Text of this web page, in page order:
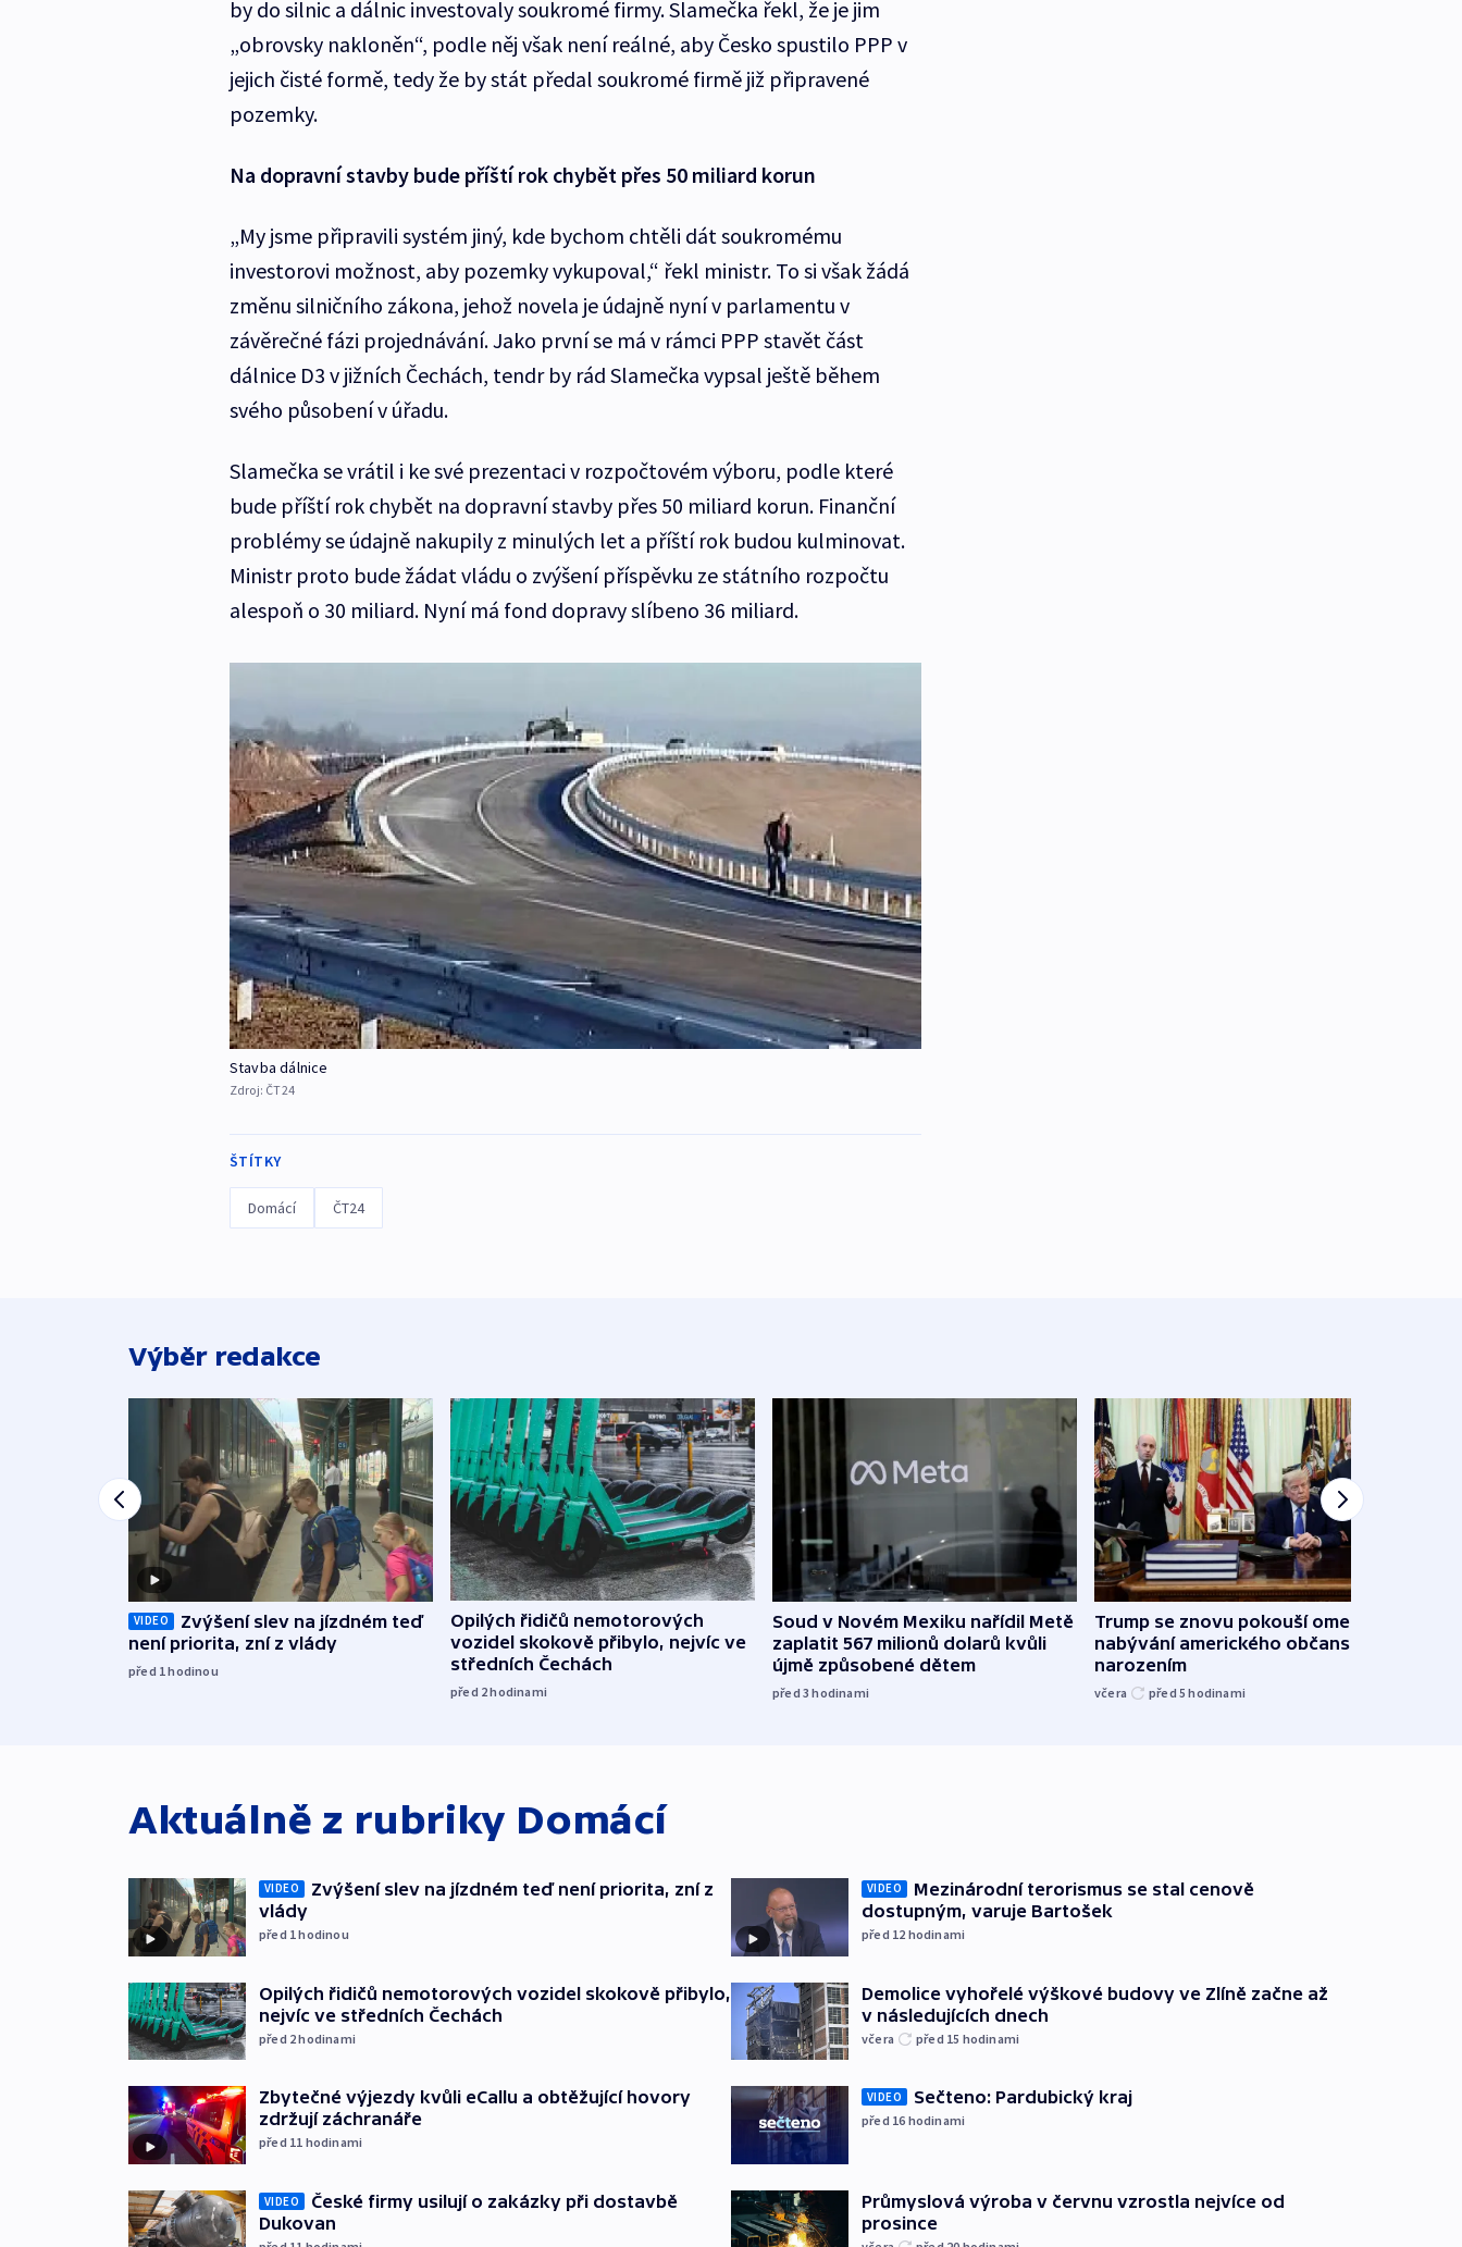
by do silnic a dálnic investovaly soukromé firmy. Slamečka řekl, že je jim
„obrovsky nakloněn“, podle něj však není reálné, aby Česko spustilo PPP v
jejich čisté formě, tedy že by stát předal soukromé firmě již připravené
pozemky.
Na dopravní stavby bude příští rok chybět přes 50 miliard korun
„My jsme připravili systém jiný, kde bychom chtěli dát soukromému
investorovi možnost, aby pozemky vykupoval,“ řekl ministr. To si však žádá
změnu silničního zákona, jehož novela je údajně nyní v parlamentu v
závěrečné fázi projednávání. Jako první se má v rámci PPP stavět část
dálnice D3 v jižních Čechách, tendr by rád Slamečka vypsal ještě během
svého působení v úřadu.
Slamečka se vrátil i ke své prezentaci v rozpočtovém výboru, podle které
bude příští rok chybět na dopravní stavby přes 50 miliard korun. Finanční
problémy se údajně nakupily z minulých let a příští rok budou kulminovat.
Ministr proto bude žádat vládu o zvýšení příspěvku ze státního rozpočtu
alespoň o 30 miliard. Nyní má fond dopravy slíbeno 36 miliard.
Stavba dálnice
Zdroj: ČT24
ŠTÍTKY
Domácí ČT24
Výběr redakce
VIDEO
Zvýšení slev na jízdném teď
není priorita, zní z vlády
před 1hodinou
Opilých řidičů nemotorových
vozidel skokově přibylo, nejvíc ve
středních Čechách
před 2hodinami
Soud v Novém Mexiku nařídil Metě
zaplatit 567 milionů dolarů kvůli
újmě způsobené dětem
před 3hodinami
Trump se znovu pokouší omezit
nabývání amerického občanství
narozením
včera před 5hodinami
Aktuálně z rubriky Domácí
VIDEO
Zvýšení slev na jízdném teď není priorita, zní z
vlády
před 1hodinou
Opilých řidičů nemotorových vozidel skokově přibylo,
nejvíc ve středních Čechách
před 2hodinami
Zbytečné výjezdy kvůli eCallu a obtěžující hovory
zdržují záchranáře
před 11 hodinami
VIDEO
České firmy usilují o zakázky při dostavbě
Dukovan
VIDEO
Mezinárodní terorismus se stal cenově
dostupným, varuje Bartošek
před 12 hodinami
Demolice vyhořelé výškové budovy ve Zlíně začne až
v následujících dnech
včera před 15 hodinami
VIDEO Sečteno: Pardubický kraj
před 16 hodinami
Průmyslová výroba v červnu vzrostla nejvíce od
prosince